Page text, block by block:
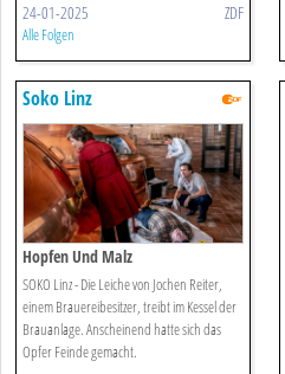
24-01-2025 ZDF
Alle Folgen
Soko Linz
Hopfen Und Malz
SOKO Linz - Die Leiche von Jochen Reiter,
einem Brauereibesitzer, treibt im Kessel der
Brauanlage. Anscheinend hatte sich das
Opfer Feinde gemacht.